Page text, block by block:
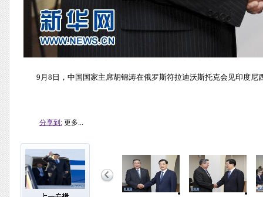
9月8日，中国国家主席胡锦涛在俄罗斯符拉迪沃斯托克会见印度
分享到: 更多...